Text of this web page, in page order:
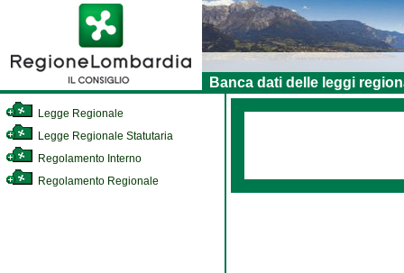
Banca dati delle leggi
Legge Regionale
Legge Regionale Statutaria
Regolamento Interno
Regolamento Regionale